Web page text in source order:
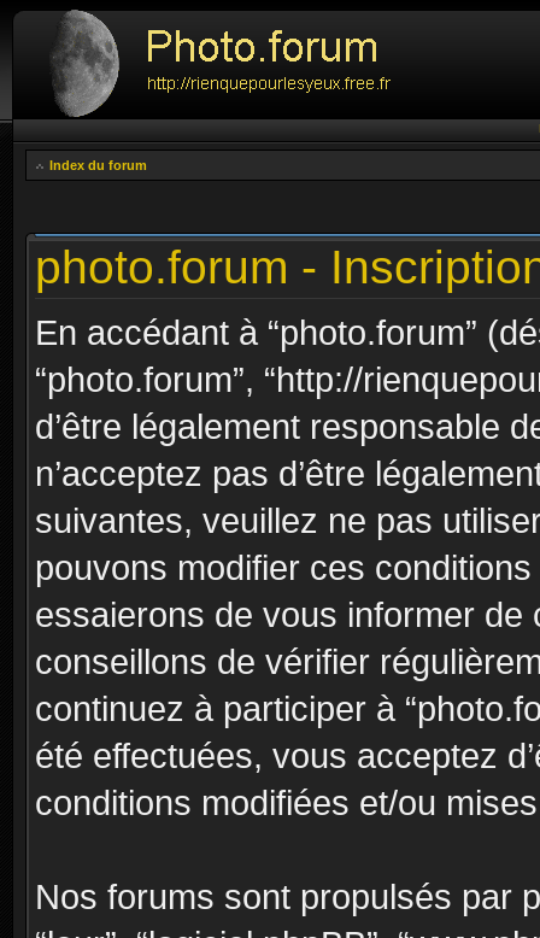
Index du forum
photo.forum -
En accédant à “photo.forum”
“photo.forum”, “http://
d’être légalement responsable
n’acceptez pas d’être
suivantes, veuillez ne pas
pouvons modifier ces
essaierons de vous informer
conseillons de vérifier
continuez à participer à
été effectuées, vous acceptez
conditions modifiées et/ou
Nos forums sont propulsés par